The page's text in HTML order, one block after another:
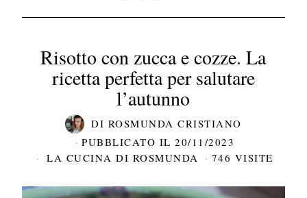
Risotto con zucca e cozze. La
ricetta perfetta per salutare
l’autunno
DI ROSMUNDA CRISTIANO
PUBBLICATO IL 20/11/2023
LA CUCINA DI ROSMUNDA
746 VISITE